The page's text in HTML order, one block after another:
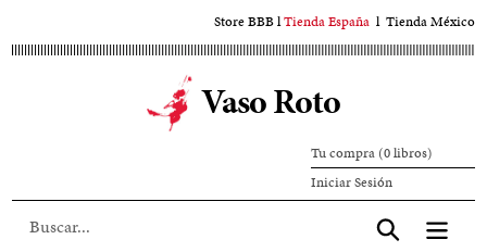
al
Store BBBlTienda España l Tienda México
Vaso Roto
Tu compra (0 libros)
Iniciar SesiónIniciar
sesión
Aceptar